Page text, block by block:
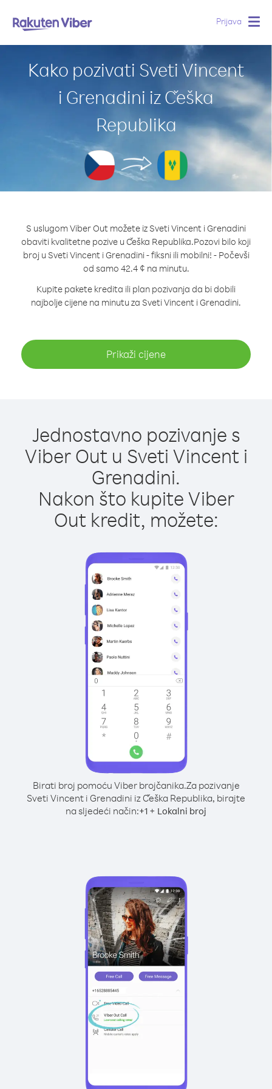
Prijava
Kako pozivati Sveti Vincent
i Grenadini iz Češka
Republika
S uslugom Viber Out možete iz Sveti Vincent i Grenadini
obaviti kvalitetne pozive u Češka Republika.Pozovi bilo koji
broj u Sveti Vincent i Grenadini - fiksni ili mobilni! - Počevši
od samo 42.4 ¢ na minutu.
Kupite pakete kredita ili plan pozivanja da bi dobili
najbolje cijene na minutu za Sveti Vincent i Grenadini.
Prikaži cijene
Jednostavno pozivanje s
Viber Out u Sveti Vincent i
Grenadini.
Nakon što kupite Viber
Out kredit, možete:
Birati broj pomoću Viber brojčanika.Za pozivanje
Sveti Vincent i Grenadini iz Češka Republika, birajte
na sljedeći način:+1 + Lokalni broj